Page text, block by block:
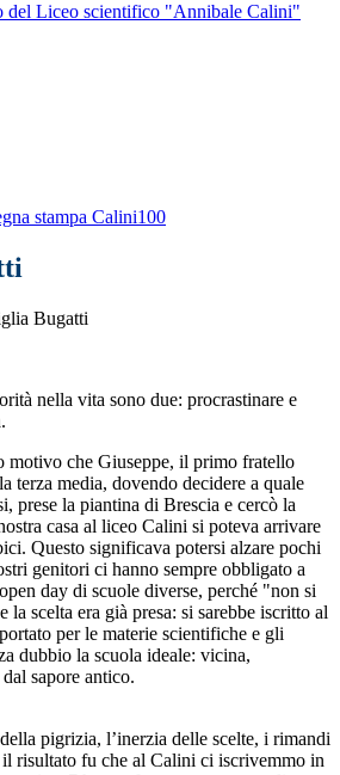
del Liceo scientifico "Annibale Calini"
stampa Calini100
nella vita sono due: procrastinare e
motivo che Giuseppe, il primo fratello
terza media, dovendo decidere a quale
prese la piantina di Brescia e cercò la
casa al liceo Calini si poteva arrivare
Questo significava potersi alzare pochi
genitori ci hanno sempre obbligato a
day di scuole diverse, perché "non si
la scelta era già presa: si sarebbe iscritto al
per le materie scientifiche e gli
dubbio la scuola ideale: vicina,
sapore antico.
pigrizia, l’inerzia delle scelte, i rimandi
risultato fu che al Calini ci iscrivemmo in